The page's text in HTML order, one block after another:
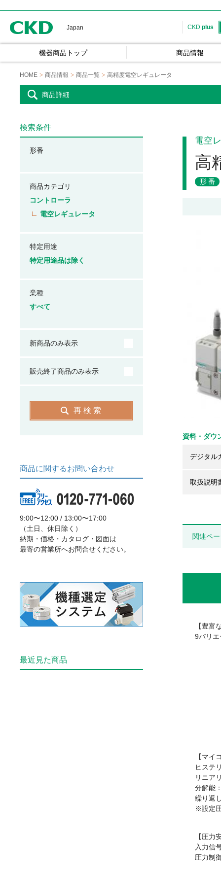
Japan CKD plus
機器商品トップ 商品情報
HOME 商品情報 商品一覧 高精度電空レギュレータ
商品詳細
電空
高
形番
資料・ダウ
デジタル
取扱説明
関連ペ
【豊富
9バリ
【マイ
ヒステ
リニア
分解能
繰り返
※設定
【圧力
入力信
圧力制
検索条件
形番
商品カテゴリ
コントローラ
電空レギュレータ
特定用途
特定用途品は除く
業種
すべて
新商品のみ表示
販売終了商品のみ表示
再検索
商品に関するお問い合わせ
9:00〜12:00 / 13:00〜17:00
（土日、休日除く）
納期・価格・カタログ・図面は
最寄の営業所へお問合せください。
最近見た商品